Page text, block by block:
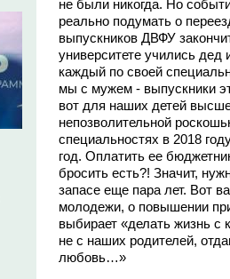
не были никогда. Но
реально подумать о
выпускников ДВФУ
университете учились
каждый по своей
мы с мужем - выпускники
вот для наших детей
непозволительной
специальностях в 2018
год. Оплатить ее
бросить есть?! Значит,
запасе еще пара лет. Вот
молодежи, о повышении
выбирает «делать жизнь с
не с наших родителей,
любовь…»